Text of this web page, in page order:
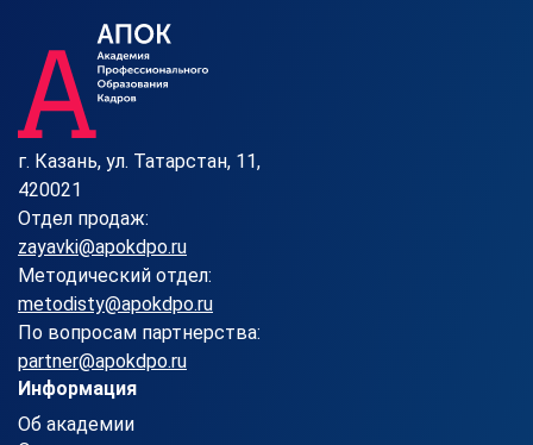
г. Казань, ул. Татарстан, 11,
420021
Отдел продаж:
zayavki@apokdpo.ru
Методический отдел:
metodisty@apokdpo.ru
По вопросам партнерства:
partner@apokdpo.ru
Информация
Об академии